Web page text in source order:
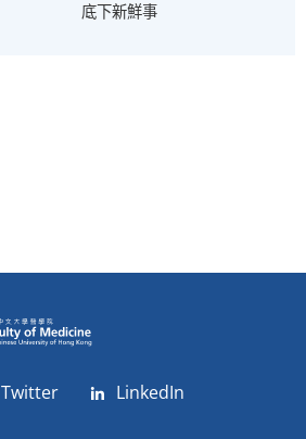
底下新鮮事
Twitter LinkedIn